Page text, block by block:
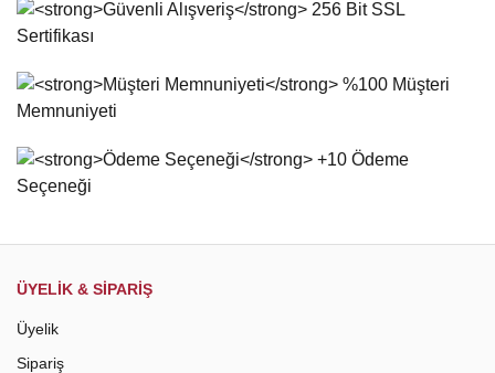
Ürün resmi kalitesiz, bozuk veya görüntülenemiyor.
Ürün açıklamasında eksik bilgiler bulunuyor.
Ürün fiyatı diğer sitelerden daha pahalı.
ÜYELİK & SİPARİŞ
Üyelik
Sipariş